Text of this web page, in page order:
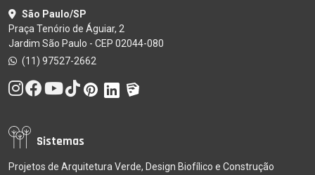
São Paulo/SP
Praça Tenório de Águiar, 2
Jardim São Paulo - CEP 02044-080
(11) 97527-2662
Sistemas
Projetos de Arquitetura Verde, Design Biofílico e Construção